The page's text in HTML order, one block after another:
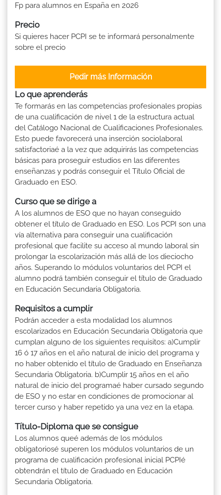
Fp para alumnos en España en 2026
Precio
Si quieres hacer PCPI se te informará personalmente
sobre el precio
Pedir más Información
Lo que aprenderás
Te formarás en las competencias profesionales propias
de una cualificación de nivel 1 de la estructura actual
del Catálogo Nacional de Cualificaciones Profesionales.
Esto puede favorecerá una inserción sociolaboral
satisfactoriaé a la vez que adquirirás las competencias
básicas para proseguir estudios en las diferentes
enseñanzas y podrás conseguir el Título Oficial de
Graduado en ESO.
Curso que se dirige a
A los alumnos de ESO que no hayan conseguido
obtener el título de Graduado en ESO. Los PCPI son una
vía alternativa para conseguir una cualificación
profesional que facilite su acceso al mundo laboral sin
prolongar la escolarización más allá de los dieciocho
años. Superando lo módulos voluntarios del PCPI el
alumno podrá también conseguir el título de Graduado
en Educación Secundaria Obligatoria.
Requisitos a cumplir
Podrán acceder a esta modalidad los alumnos
escolarizados en Educación Secundaria Obligatoria que
cumplan alguno de los siguientes requisitos: a)Cumplir
16 ó 17 años en el año natural de inicio del programa y
no haber obtenido el título de Graduado en Enseñanza
Secundaria Obligatoria. b)Cumplir 15 años en el año
natural de inicio del programaé haber cursado segundo
de ESO y no estar en condiciones de promocionar al
tercer curso y haber repetido ya una vez en la etapa.
Título-Diploma que se consigue
Los alumnos queé además de los módulos
obligatoriosé superen los módulos voluntarios de un
programa de cualificación profesional inicial PCPIé
obtendrán el título de Graduado en Educación
Secundaria Obligatoria.